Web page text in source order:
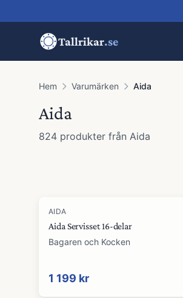
Tallrikar.se
Hem Varumärken Aida
Aida
824 produkter från Aida
AIDA
Aida Servisset 16-delar
Bagaren och Kocken
1 199 kr